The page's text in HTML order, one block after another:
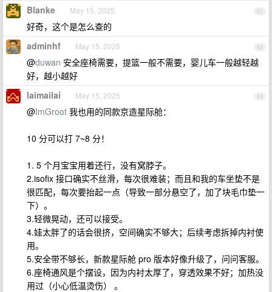
61
Blanke May 15, 2025
好奇，这个是怎么查的
62
adminhf May 15, 2025
@duwan 安全座椅需要，提篮一般不需要，婴儿车一般越轻越
好，越小越好
63
laimailai May 15, 2025
@ImGroot 我也用的同款京造星际舱：
10 分可以打 7~8 分！
1. 5 个月宝宝用着还行，没有窝脖子。
2.isofix 接口确实不丝滑，每次很难装；而且和我的车坐垫不是
很匹配，每次要抬起一点（导致一部分悬空了，加了块毛巾垫一
下）。
3.轻微晃动，还可以接受。
4.娃太胖了的话会很挤，空间确实不够大；后续考虑拆掉内衬使
用。
5.安全带不够长，新款星际舱 pro 版本好像升级了，问问客服。
6.座椅通风是个摆设，因为内衬太厚了，穿透效果不好；加热没
用过（小心低温烫伤） 。